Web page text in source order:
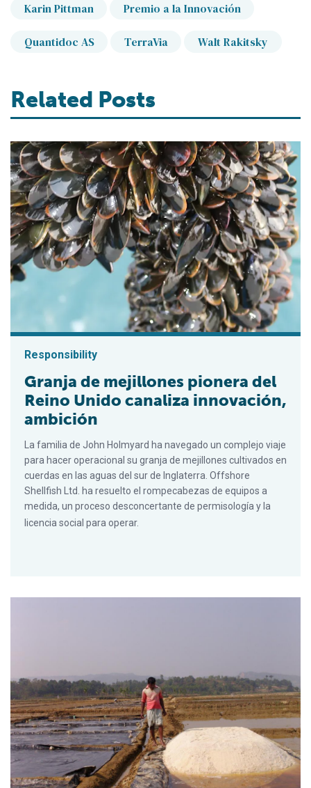
Karin Pittman Premio a la Innovación
Quantidoc AS TerraVia Walt Rakitsky
Related Posts
Responsibility
Granja de mejillones pionera del
Reino Unido canaliza innovación,
ambición
La familia de John Holmyard ha navegado un complejo viaje
para hacer operacional su granja de mejillones cultivados en
cuerdas en las aguas del sur de Inglaterra. Offshore
Shellfish Ltd. ha resuelto el rompecabezas de equipos a
medida, un proceso desconcertante de permisología y la
licencia social para operar.